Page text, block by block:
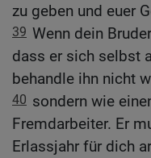
zu geben und euer
39 Wenn dein
dass er sich selbst
behandle ihn nicht
40 sondern wie
Fremdarbeiter. Er
Erlassjahr für dich